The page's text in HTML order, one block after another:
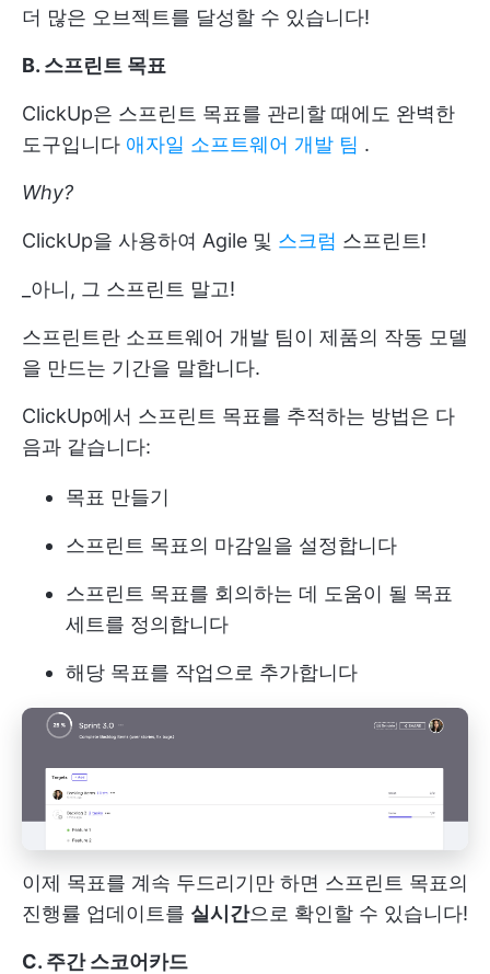
더 많은 오브젝트를 달성할 수 있습니다!
B. 스프린트 목표
ClickUp은 스프린트 목표를 관리할 때에도 완벽한
도구입니다 애자일 소프트웨어 개발 팀 .
Why?
ClickUp을 사용하여 Agile 및 스크럼 스프린트!
_아니, 그 스프린트 말고!
스프린트란 소프트웨어 개발 팀이 제품의 작동 모델
을 만드는 기간을 말합니다.
ClickUp에서 스프린트 목표를 추적하는 방법은 다
음과 같습니다:
목표 만들기
스프린트 목표의 마감일을 설정합니다
스프린트 목표를 회의하는 데 도움이 될 목표
세트를 정의합니다
해당 목표를 작업으로 추가합니다
이제 목표를 계속 두드리기만 하면 스프린트 목표의
진행률 업데이트를 실시간으로 확인할 수 있습니다!
C. 주간 스코어카드